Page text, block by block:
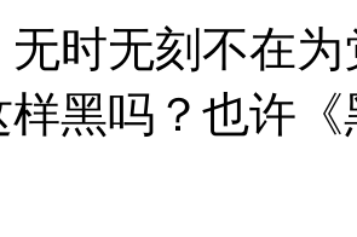
无时无刻不在
样黑吗？也许